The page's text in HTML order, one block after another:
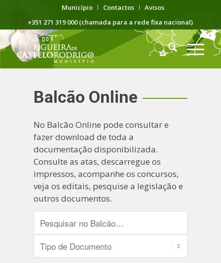
Município Contactos
Avisos
+351 271 319 000 (chamada para a rede fixa nacional)
Balcão Online
No Balcão Online pode consultar e
fazer download de toda a
documentação disponibilizada.
Consulte as atas, descarregue os
impressos, acompanhe os concursos,
veja os editais, pesquise a legislação e
outros documentos.